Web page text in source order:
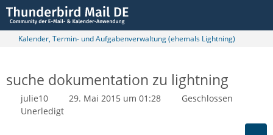
Kalender, Termin- und Aufgabenverwaltung (ehemals Lightning)
suche dokumentation zu lightning
julie10 29. Mai 2015 um 01:28
Geschlossen
Unerledigt